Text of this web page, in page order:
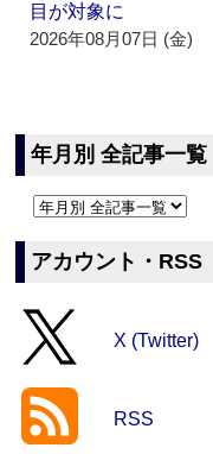
目が対象に
2026年08月07日 (金)
年月別 全記事一覧
アカウント・RSS
X (Twitter)
RSS